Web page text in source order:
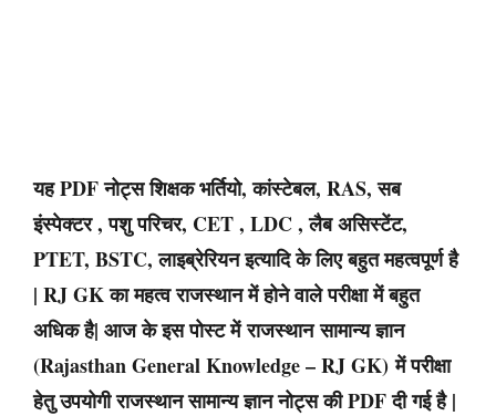
यह PDF नोट्स शिक्षक भर्तियो, कांस्टेबल, RAS, सब
इंस्पेक्टर , पशु परिचर, CET , LDC , लैब असिस्टेंट,
PTET, BSTC, लाइब्रेरियन इत्यादि के लिए बहुत महत्वपूर्ण है
| RJ GK का महत्व राजस्थान में होने वाले परीक्षा में बहुत
अधिक है| आज के इस पोस्टमें राजस्थान सामान्य ज्ञान
(Rajasthan General Knowledge – RJ GK) में परीक्षा
हेतु उपयोगी राजस्थान सामान्य ज्ञान नोट्स की PDF दी गई है |